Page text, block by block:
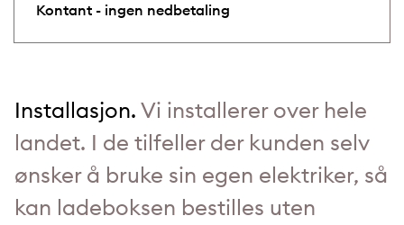
Kontant - ingen nedbetaling
Installasjon. Vi installerer over hele
landet. I de tilfeller der kunden selv
ønsker å bruke sin egen elektriker, så
kan ladeboksen bestilles uten